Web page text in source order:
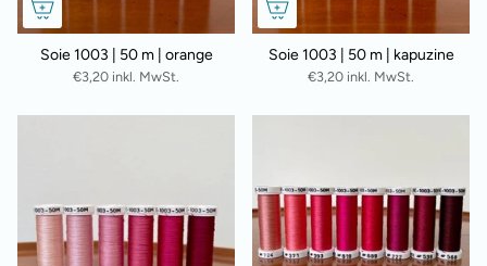
Soie 1003 | 50 m | orange
€3,20 inkl. MwSt.
Soie 1003 | 50 m | kapuzine
€3,20 inkl. MwSt.